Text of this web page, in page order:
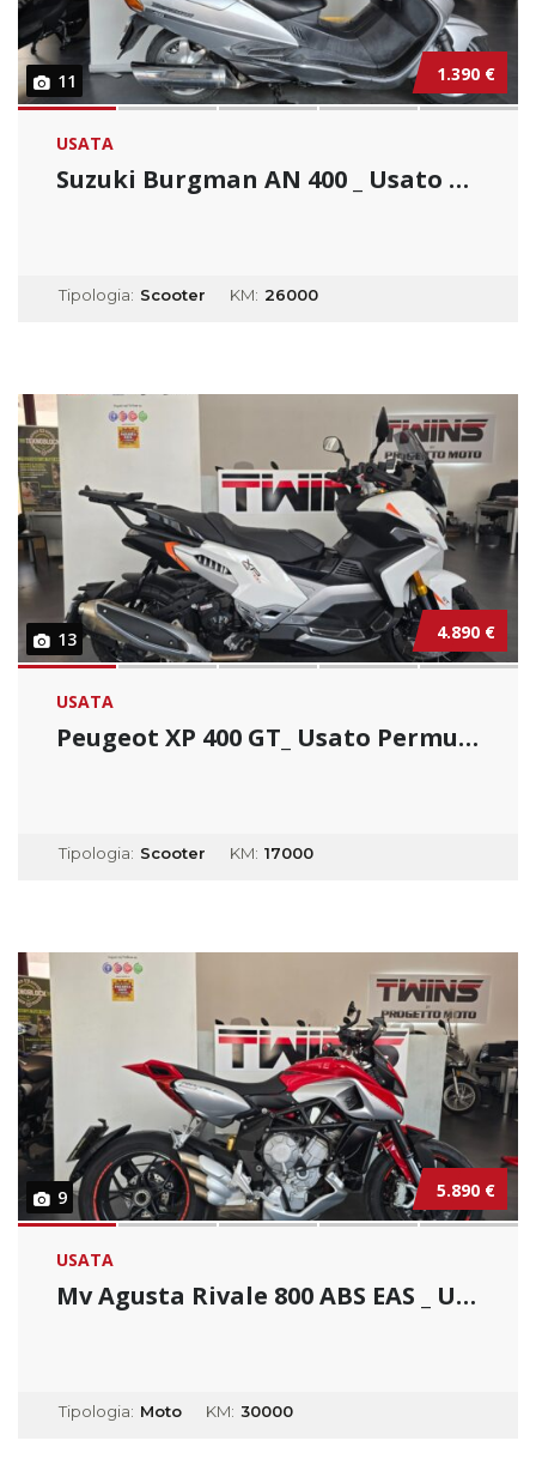
11 1.390 €
USATA
Suzuki Burgman AN 400 _ Usato Permutabile...
Tipologia: Scooter KM: 26000
13 4.890 €
USATA
Peugeot XP 400 GT_ Usato Permutabile
Tipologia: Scooter KM: 17000
9 5.890 €
USATA
Mv Agusta Rivale 800 ABS EAS _ Usato Permuta...
Tipologia: Moto KM: 30000